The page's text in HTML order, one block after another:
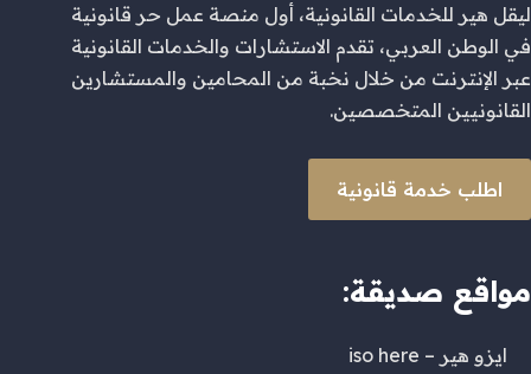
ليقل هير للخدمات القانونية، أول منصة عمل حر قانونية
في الوطن العربي، تقدم الاستشارات والخدمات القانونية
عبر الإنترنت من خلال نخبة من المحامين والمستشارين
القانونيين المتخصصين.
اطلب خدمة قانونية
مواقع صديقة:
ايزو هير – iso here